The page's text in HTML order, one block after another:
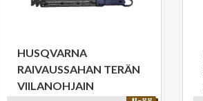
HUSQVARNA
RAIVAUSSAHAN TERÄN
VIILANOHJAIN